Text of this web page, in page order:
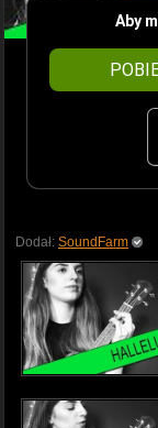
Aby
Dodał: SoundFarm